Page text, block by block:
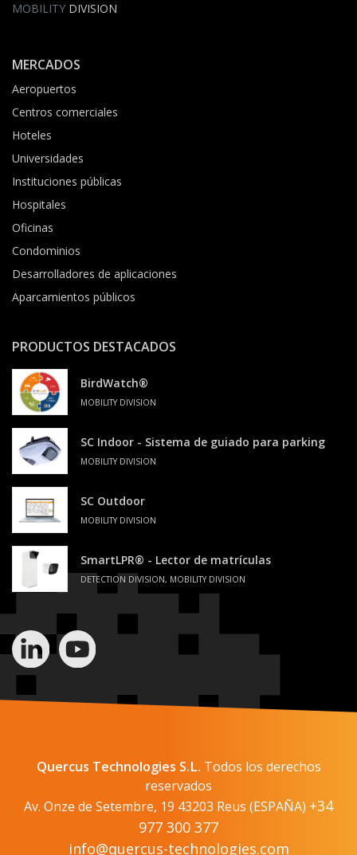
MOBILITY DIVISION
MERCADOS
Aeropuertos
Centros comerciales
Hoteles
Universidades
Instituciones públicas
Hospitales
Oficinas
Condominios
Desarrolladores de aplicaciones
Aparcamientos públicos
PRODUCTOS DESTACADOS
BirdWatch®
MOBILITY DIVISION
SC Indoor - Sistema de guiado para parking
MOBILITY DIVISION
SC Outdoor
MOBILITY DIVISION
SmartLPR® - Lector de matrículas
DETECTION DIVISION, MOBILITY DIVISION
Quercus Technologies S.L. Todos los derechos
reservados
Av. Onze de Setembre, 19 43203 Reus (ESPAÑA) +34
977 300 377
info@quercus-technologies.com